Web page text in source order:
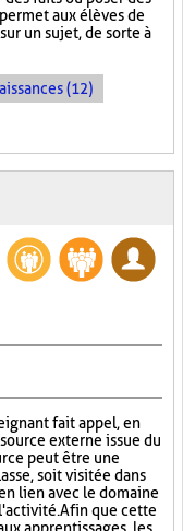
aux élèves de
un sujet, de sorte à
(12)
fait appel, en
externe issue du
peut être une
soit visitée dans
lien avec le domaine
Afin que cette